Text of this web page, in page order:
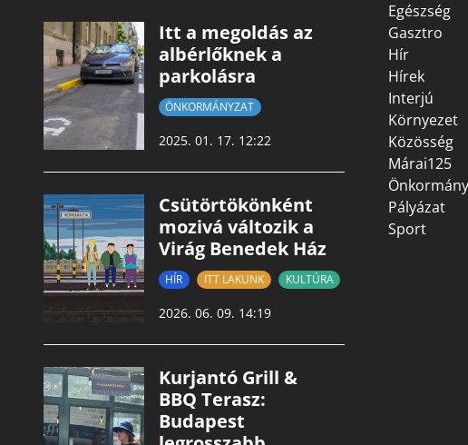
Itt a megoldás az
albérlőknek a
parkolásra
ÖNKORMÁNYZAT
2025. 01. 17. 12:22
Csütörtökönként
mozivá változik a
Virág Benedek Ház
HÍR ITT LAKUNK KULTÚRA
2026. 06. 09. 14:19
Kurjantó Grill &
BBQ Terasz:
Budapest
Egészség
Gasztro
Hír
Hírek
Interjú
Környezet
Közösség
Márai125
Pályázat
Sport